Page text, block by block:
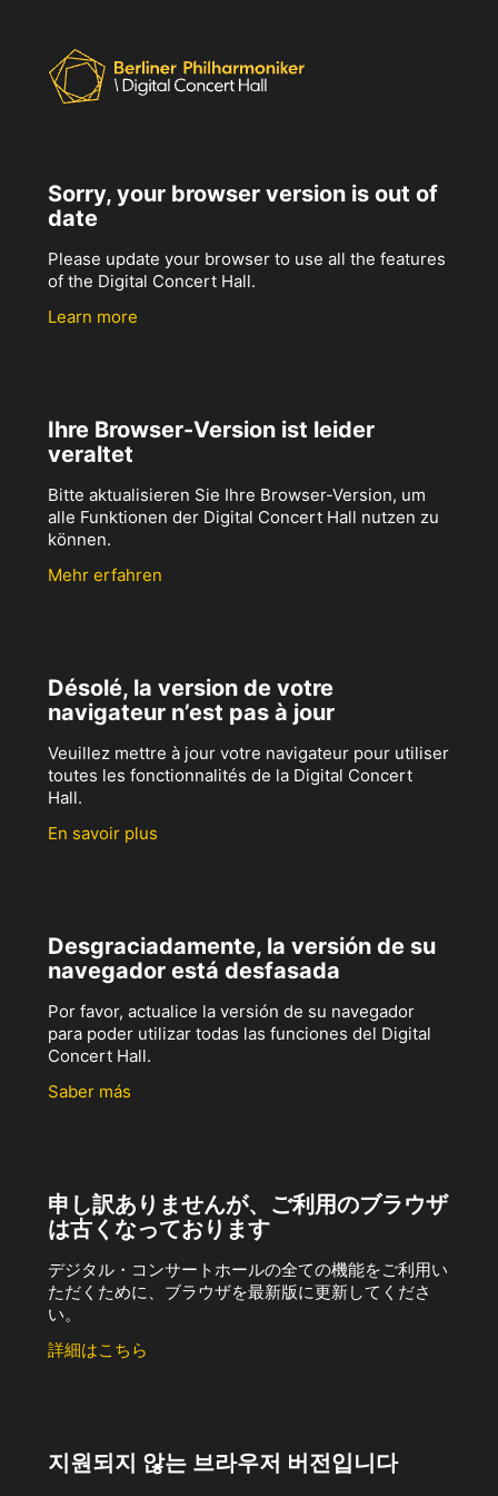
Sorry, your browser version is out of
date
Please update your browser to use all the features
of the Digital Concert Hall.
Learn more
Ihre Browser-Version ist leider
veraltet
Bitte aktualisieren Sie Ihre Browser-Version, um
alle Funktionen der Digital Concert Hall nutzen zu
können.
Mehr erfahren
Désolé, la version de votre
navigateur n’est pas à jour
Veuillez mettre à jour votre navigateur pour utiliser
toutes les fonctionnalités de la Digital Concert
Hall.
En savoir plus
Desgraciadamente, la versión de su
navegador está desfasada
Por favor, actualice la versión de su navegador
para poder utilizar todas las funciones del Digital
Concert Hall.
Saber más
申し訳ありませんが、ご利用のブラウザ
は古くなっております
デジタル・コンサートホールの全ての機能をご利用い
ただくために、ブラウザを最新版に更新してくださ
い。
詳細はこちら
지원되지 않는 브라우저 버전입니다